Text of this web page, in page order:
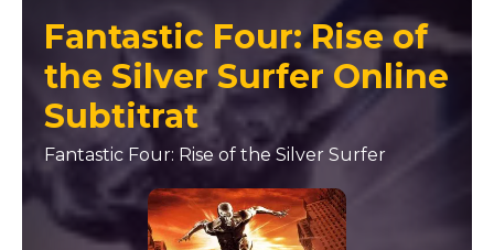
Fantastic Four: Rise of
the Silver Surfer Online
Subtitrat
Fantastic Four: Rise of the Silver Surfer